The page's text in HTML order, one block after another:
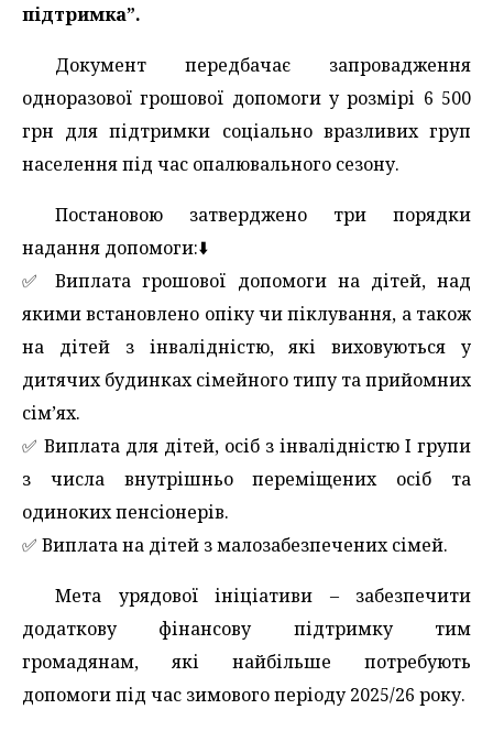
підтримка”.
Документ передбачає запровадження
одноразової грошової допомоги у розмірі 6 500
грн для підтримки соціально вразливих груп
населення під час опалювального сезону.
Постановою затверджено три порядки
надання допомоги:⬇️
✅️ Виплата грошової допомоги на дітей, над
якими встановлено опіку чи піклування, а також
на дітей з інвалідністю, які виховуються у
дитячих будинках сімейного типу та прийомних
сім’ях.
✅️ Виплата для дітей, осіб з інвалідністю I групи
з числа внутрішньо переміщених осіб та
одиноких пенсіонерів.
✅️ Виплата на дітей з малозабезпечених сімей.
Мета урядової ініціативи – забезпечити
додаткову фінансову підтримку тим
громадянам, які найбільше потребують
допомоги під час зимового періоду 2025/26 року.